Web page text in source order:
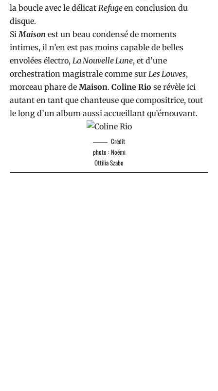
la boucle avec le délicat Refugeen conclusion du
disque.
SiMaison est un beau condensé de moments
intimes, il n’en est pas moins capable de belles
envolées électro, La Nouvelle Lune, et d’une
orchestration magistrale comme sur Les Louves,
morceau phare de Maison. Coline Rio se révèle ici
autant en tant que chanteuse que compositrice, tout
le long d’un album aussi accueillant qu’émouvant.
Crédit
photo : Noémi
Ottilia Szabo